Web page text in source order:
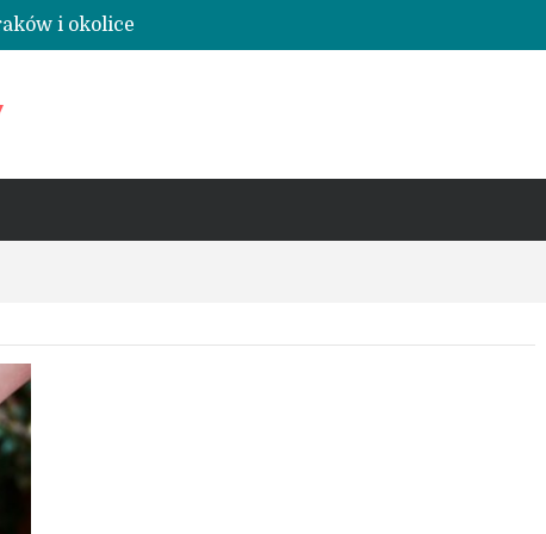
i okolice
zaufania
szkolenie, loty widokowe i lądowiska